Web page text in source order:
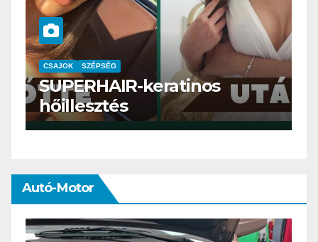
CSAJOK SMINK SZÉPSÉG
Szemöldök laminálás-az
meg mi?
Autó-Motor